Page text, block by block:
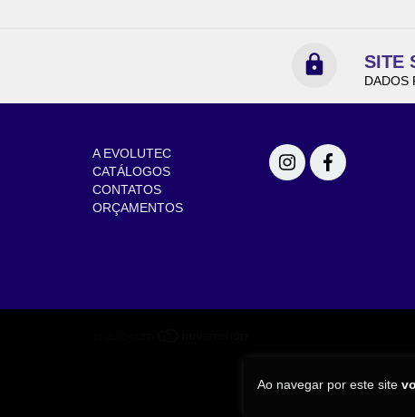
Ao navegar por este site
SITE
DADOS
A EVOLUTEC
CATÁLOGOS
CONTATOS
ORÇAMENTOS